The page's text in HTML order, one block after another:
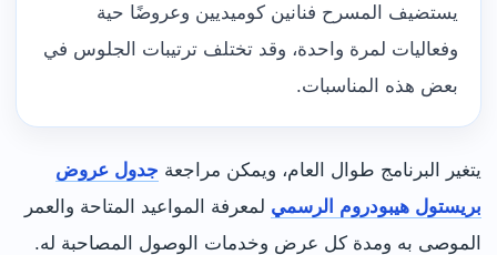
يستضيف المسرح فنانين كوميديين وعروضًا حية
وفعاليات لمرة واحدة، وقد تختلف ترتيبات الجلوس في
بعض هذه المناسبات.
يتغير البرنامج طوال العام، ويمكن مراجعة جدول عروض
بريستول هيبودروم الرسمي لمعرفة المواعيد المتاحة والعمر
الموصى به ومدة كل عرض وخدمات الوصول المصاحبة له.